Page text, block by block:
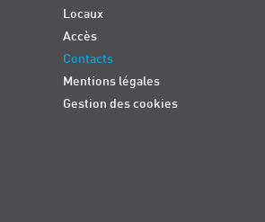
Locaux
Accès
Contacts
Mentions légales
Gestion des cookies